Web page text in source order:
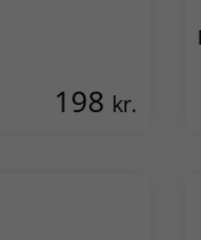
198 kr.